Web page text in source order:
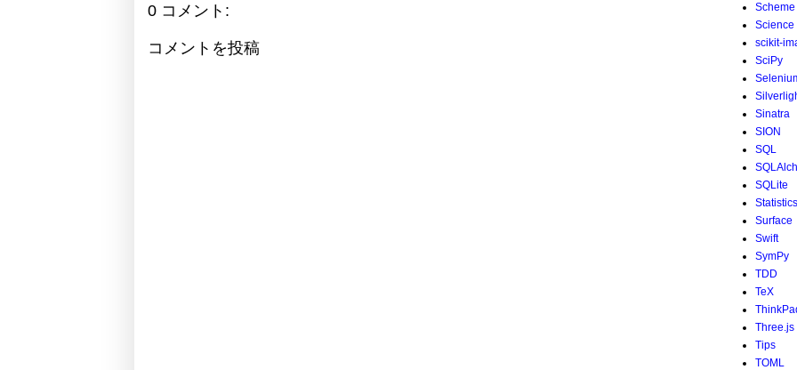
0 コメント:
コメントを投稿
Scheme
Science
scikit-
SciPy
Sinatra
SION
SQL
SQLite
Statistics
Surface
Swift
SymPy
TDD
TeX
Three.js
Tips
TOML